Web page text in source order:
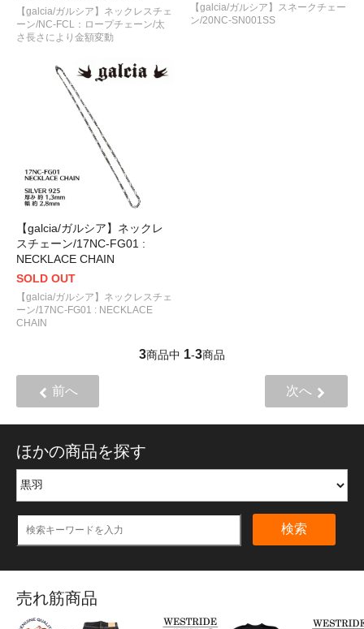
【galcia/ガルシア】ネックレスチェ
ーン/NC-FCL：ロープチェーン/太
さ長さにより金額変動
【galcia/ガルシア】スネークチェー
ン/20NC-SN001SS
【galcia/ガルシア】ネックレ
スチェーン/17NC-FG01 :
NECKLACE CHAIN
SOLD OUT
【galcia/ガルシア】ネックレスチェ
ーン/17NC-FG01 : NECKLACE
CHAIN
3商品中 1-3商品
前へ 次へ
ほかの商品を探す
検索
売れ筋商品